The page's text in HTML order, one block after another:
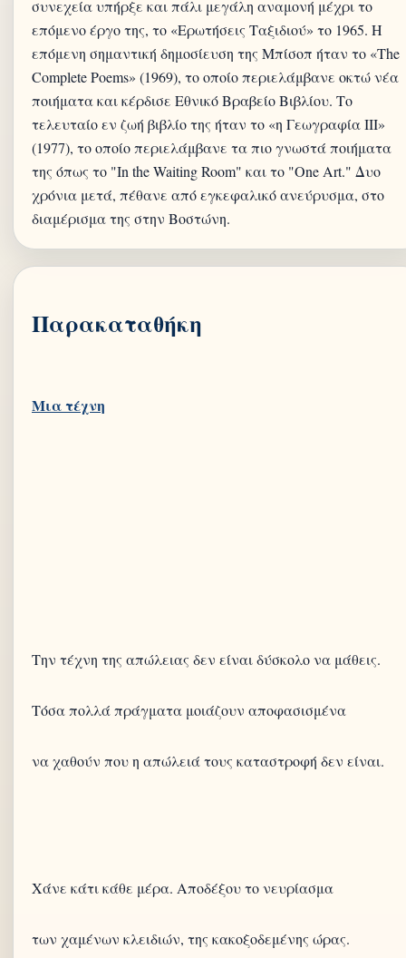
συνεχεία υπήρξε και πάλι μεγάλη αναμονή μέχρι το
επόμενο έργο της, το «Ερωτήσεις Ταξιδιού» το 1965. Η
επόμενη σημαντική δημοσίευση της Μπίσοπ ήταν το «The
Complete Poems» (1969), το οποίο περιελάμβανε οκτώ νέα
ποιήματα και κέρδισε Εθνικό Βραβείο Βιβλίου. Το
τελευταίο εν ζωή βιβλίο της ήταν το «η Γεωγραφία ΙΙΙ»
(1977), το οποίο περιελάμβανε τα πιο γνωστά ποιήματα
της όπως το "In the Waiting Room" και το "One Art." Δυο
χρόνια μετά, πέθανε από εγκεφαλικό ανεύρυσμα, στο
Παρακαταθήκη
Την τέχνη της απώλειας δεν είναι δύσκολο να μάθεις.
Τόσα πολλά πράγματα μοιάζουν αποφασισμένα
να χαθούν που η απώλειά τους καταστροφή δεν είναι.
Χάνε κάτι κάθε μέρα. Αποδέξου το νευρίασμα
των χαμένων κλειδιών, της κακοξοδεμένης ώρας.